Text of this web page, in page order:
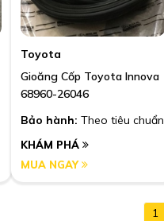
Toyota
Gioăng Cốp Toyota Innova
68960-26046
Bảo hành: Theo tiêu chuẩn
KHÁM PHÁ
MUA NGAY
1